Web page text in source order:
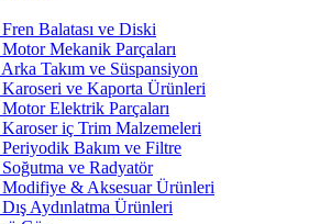
Balatası ve Diski
Mekanik Parçaları
Takım ve Süspansiyon
ve Kaporta Ürünleri
Elektrik Parçaları
iç Trim Malzemeleri
Bakım ve Filtre
ve Radyatör
& Aksesuar Ürünleri
Aydınlatma Ürünleri